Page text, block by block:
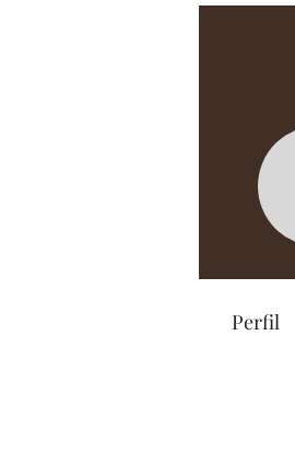
Perfil